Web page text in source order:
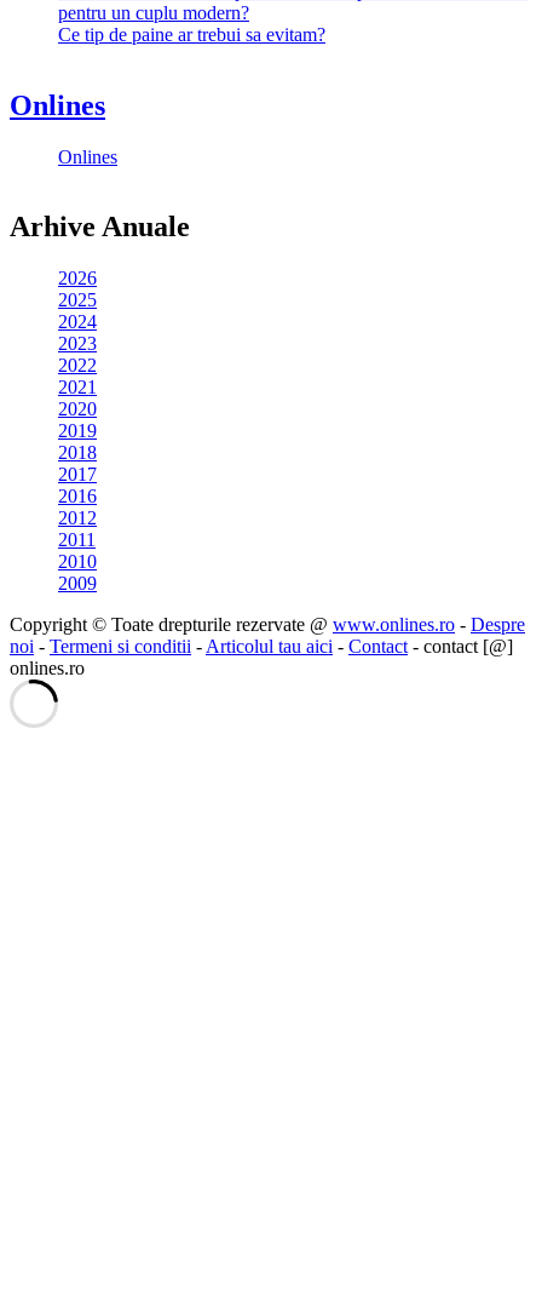
pentru un cuplu modern?
Ce tip de paine ar trebui sa evitam?
Onlines
Onlines
Arhive Anuale
2026
2025
2024
2023
2022
2021
2020
2019
2018
2017
2016
2012
2011
2010
2009
Copyright © Toate drepturile rezervate @ www.onlines.ro - Despre
noi - Termeni si conditii - Articolul tau aici - Contact - contact [@]
onlines.ro